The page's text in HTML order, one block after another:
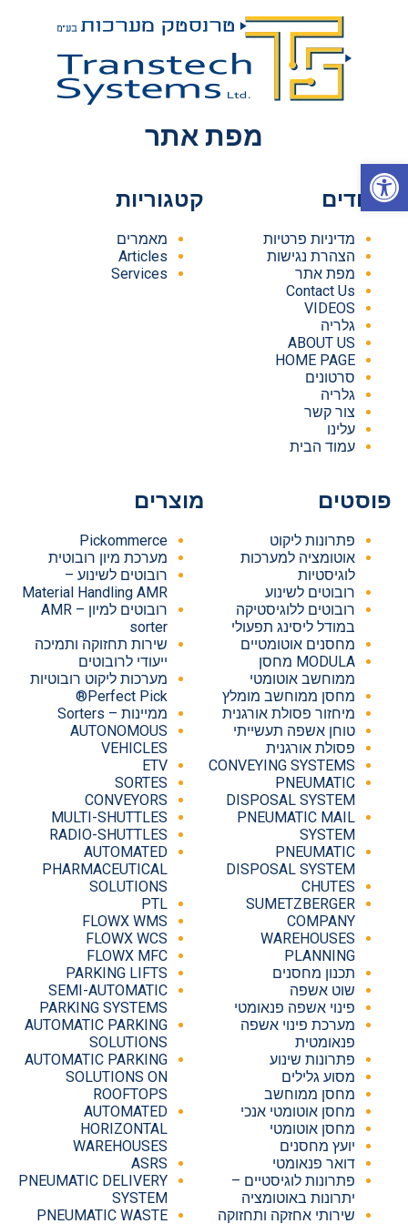
פתח סרגל נגישות
מפת אתר
עמודים
מדיניות פרטיות
הצהרת נגישות
מפת אתר
Contact Us
VIDEOS
גלריה
ABOUT US
HOME PAGE
סרטונים
גלריה
צור קשר
עלינו
עמוד הבית
קטגוריות
מאמרים
Articles
Services
פוסטים
פתרונות ליקוט
אוטומציה למערכות
לוגיסטיות
רובוטים לשינוע
רובוטים ללוגיסטיקה
במודל ליסינג תפעולי
מחסנים אוטומטיים
MODULA מחסן
ממוחשב אוטומטי
מחסן ממוחשב מומלץ
מיחזור פסולת אורגנית
טוחן אשפה תעשייתי
פסולת אורגנית
CONVEYING SYSTEMS
PNEUMATIC
DISPOSAL SYSTEM
PNEUMATIC MAIL
SYSTEM
PNEUMATIC
DISPOSAL SYSTEM
CHUTES
SUMETZBERGER
COMPANY
WAREHOUSES
PLANNING
תכנון מחסנים
שוט אשפה
פינוי אשפה פנאומטי
מערכת פינוי אשפה
פנאומטית
פתרונות שינוע
מסוע גלילים
מחסן ממוחשב
מחסן אוטומטי אנכי
מחסן אוטומטי
יועץ מחסנים
דואר פנאומטי
פתרונות לוגיסטיים –
יתרונות באוטומציה
שירותי אחזקה ותחזוקה
מוצרים
Pickommerce
מערכת מיון רובוטית
רובוטים לשינוע –
Material Handling AMR
רובוטים למיון – AMR
sorter
שירות תחזוקה ותמיכה
ייעודי לרובוטים
מערכות ליקוט רובוטיות
Perfect Pick®
ממיינות – Sorters
AUTONOMOUS
VEHICLES
ETV
SORTES
CONVEYORS
MULTI-SHUTTLES
RADIO-SHUTTLES
AUTOMATED
PHARMACEUTICAL
SOLUTIONS
PTL
FLOWX WMS
FLOWX WCS
FLOWX MFC
PARKING LIFTS
SEMI-AUTOMATIC
PARKING SYSTEMS
AUTOMATIC PARKING
SOLUTIONS
AUTOMATIC PARKING
SOLUTIONS ON
ROOFTOPS
AUTOMATED
HORIZONTAL
WAREHOUSES
ASRS
PNEUMATIC DELIVERY
SYSTEM
PNEUMATIC WASTE